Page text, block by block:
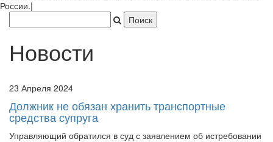
Новости
Должник не обязан хранить транспортные
средства супруга
Управляющий обратился в суд с заявлением об истребовании
у должника транспортных средств (дело № А26-9197/21).